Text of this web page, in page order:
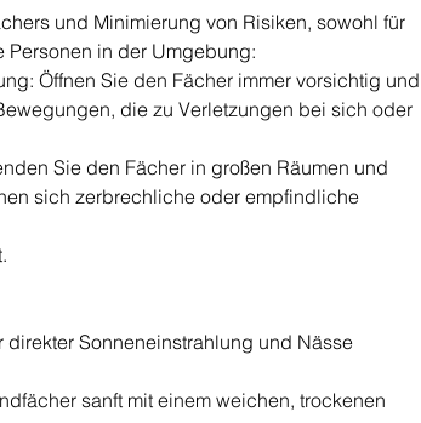
und Minimierung von Risiken, sowohl für
Personen in der Umgebung:
Öffnen Sie den Fächer immer vorsichtig und
die zu Verletzungen bei sich oder
Sie den Fächer in großen Räumen und
sich zerbrechliche oder empfindliche
direkter Sonneneinstrahlung und Nässe
sanft mit einem weichen, trockenen